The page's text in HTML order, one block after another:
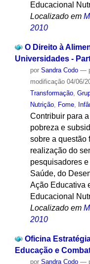
Educacional
Localizado em
2010
O Direito à
Universidades -
por Sandra Codo —
modificação04/06/
Transformação,
Nutrição, Fome,
Contribuir para
pobreza e
sobre a questão
realização do
pesquisadores
Saúde, do
Ação Educativa
Educacional
Localizado em
2010
Oficina
Educação e
por Sandra Codo —